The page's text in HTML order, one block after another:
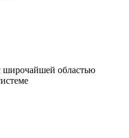
широчайшей областью